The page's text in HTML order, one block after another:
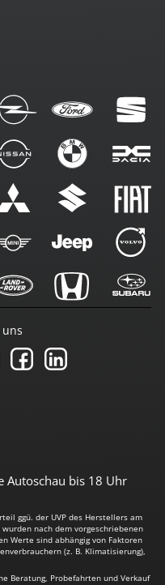
Autoschau bis 18 Uhr
uns
ggü. der UVP des Herstellers am
nach dem vorgeschriebenen
Werte sind abhängig von Faktoren
(z. B. Klimatisierung),
Beratung, Probefahrten und Verkauf